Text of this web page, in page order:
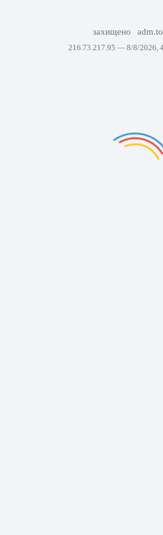
захищено
216.73.217.95 — 8/8/2026,